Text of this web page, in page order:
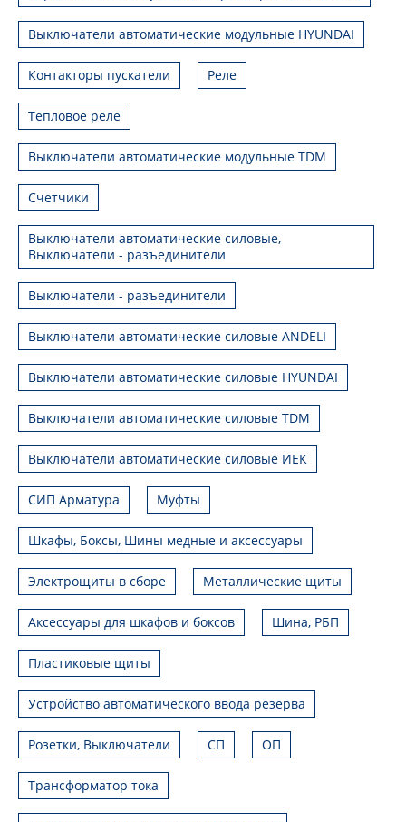
Выключатели автоматические модульные HYUNDAI
Контакторы пускатели Реле
Тепловое реле
Выключатели автоматические модульные TDM
Счетчики
Выключатели автоматические силовые,
Выключатели - разъединители
Выключатели - разъединители
Выключатели автоматические силовые ANDELI
Выключатели автоматические силовые HYUNDAI
Выключатели автоматические силовые TDM
Выключатели автоматические силовые ИЕК
СИП Арматура Муфты
Шкафы, Боксы, Шины медные и аксессуары
Электрощиты в сборе Металлические щиты
Аксессуары для шкафов и боксов Шина, РБП
Пластиковые щиты
Устройство автоматического ввода резерва
Розетки, Выключатели СП ОП
Трансформатор тока